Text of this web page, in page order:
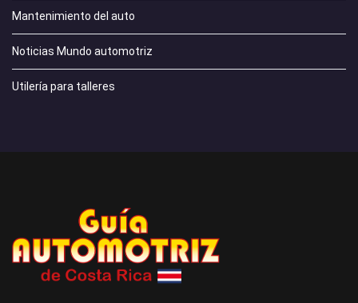
Mantenimiento del auto
Noticias Mundo automotriz
Utilería para talleres